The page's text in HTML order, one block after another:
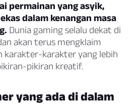
permainan yang asyik,
dalam kenangan masa
Dunia gaming selalu dekat di
akan terus mengklaim
karakter-karakter yang lebih
pikiran kreatif.
yang ada di dalam